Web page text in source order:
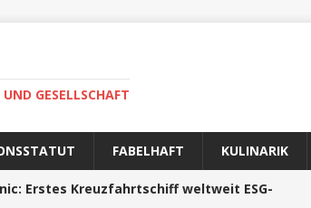
GESELLSCHAFT
FABELHAFT KULINARIK
Erstes Kreuzfahrtschiff weltweit ESG-